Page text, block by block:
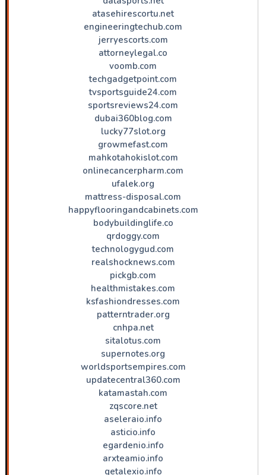
atasehirescortu.net
engineeringtechub.com
jerryescorts.com
attorneylegal.co
voomb.com
techgadgetpoint.com
tvsportsguide24.com
sportsreviews24.com
dubai360blog.com
lucky77slot.org
growmefast.com
mahkotahokislot.com
onlinecancerpharm.com
ufalek.org
mattress-disposal.com
happyflooringandcabinets.com
bodybuildinglife.co
qrdoggy.com
technologygud.com
realshocknews.com
pickgb.com
healthmistakes.com
ksfashiondresses.com
patterntrader.org
cnhpa.net
sitalotus.com
supernotes.org
worldsportsempires.com
updatecentral360.com
katamastah.com
zqscore.net
aseleraio.info
asticio.info
egardenio.info
arxteamio.info
getalexio.info